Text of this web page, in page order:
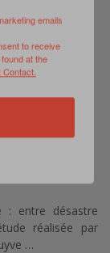
: entre désastre
réalisée par
…
emails
to receive
at the
Contact.